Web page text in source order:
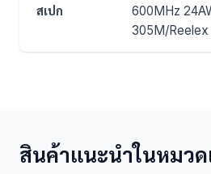
สเปก
600MHz
305M/Reelex
สินค้าแนะนำในหมวด